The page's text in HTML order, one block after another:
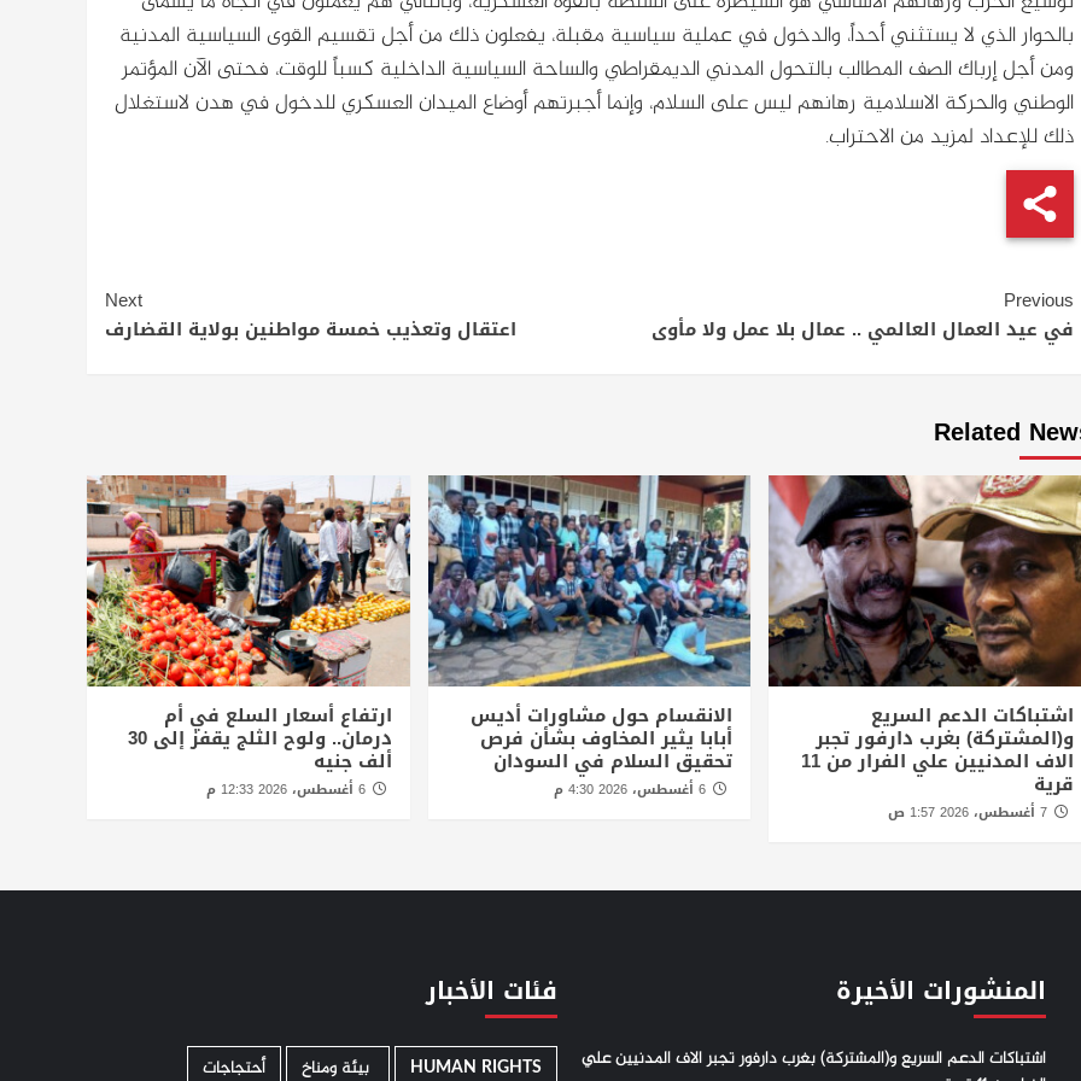
بالحوار الذي لا يستثني أحداً، والدخول في عملية سياسية مقبلة، يفعلون ذلك من أجل تقسيم القوى السياسية المدنية
ومن أجل إرباك الصف المطالب بالتحول المدني الديمقراطي والساحة السياسية الداخلية كسباً للوقت، فحتى الآن المؤتمر
الوطني والحركة الاسلامية رهانهم ليس على السلام، وإنما أجبرتهم أوضاع الميدان العسكري للدخول في هدن لاستغلال
ذلك للإعداد لمزيد من الاحتراب.
Continue
Reading
Previous
في عيد العمال العالمي .. عمال بلا عمل ولا مأوى
Next
اعتقال وتعذيب خمسة مواطنين بولاية القضارف
Related
اشتباكات الدعم السريع
و(المشتركة) بغرب دارفور تجبر
الاف المدنيين علي الفرار من 11
قرية
7 أغسطس، 2026 1:57 ص
الانقسام حول مشاورات أديس
أبابا يثير المخاوف بشأن فرص
تحقيق السلام في السودان
ارتفاع أسعار السلع في أم
درمان.. ولوح الثلج يقفز إلى 30
ألف جنيه
6 أغسطس، 2026 12:33 م
المنشورات الأخيرة
اشتباكات الدعم السريع و(المشتركة) بغرب دارفور تجبر الاف المدنيين علي
فئات الأخبار
HUMAN RIGHTS ­ بيئة ومناخ أحتجاجات